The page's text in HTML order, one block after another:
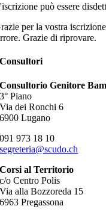
può essere
per la vostra
Grazie di riprovare.
Consultori
Consultorio Genitore
3° Piano
Via dei Ronchi 6
6900 Lugano
091 973 18 10
segreteria@scudo.ch
Corsi al Territorio
c/o Centro Polis
Via alla Bozzoreda 15
6963 Pregassona